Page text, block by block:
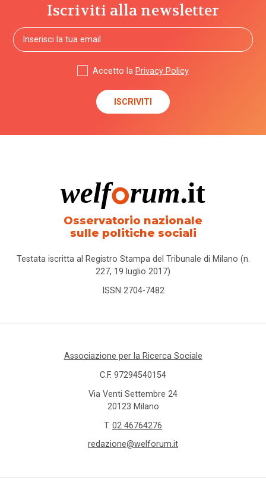
Iscriviti alla newsletter
Accetto la Privacy Policy
Osservatorio nazionale
sulle politiche sociali
Testata iscritta al Registro Stampa del Tribunale di Milano (n.
227, 19 luglio 2017)
ISSN 2704-7482
Associazione per la Ricerca Sociale
C.F. 97294540154
Via Venti Settembre 24
20123 Milano
T. 02 46764276
redazione@welforum.it